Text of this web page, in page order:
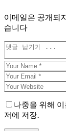
이메일은 공개되
습니다
나중을 위해
저에 저장.